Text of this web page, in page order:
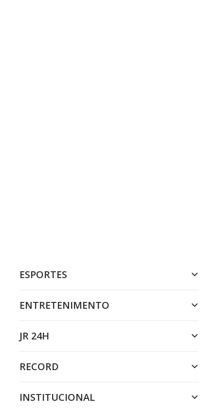
ESPORTES
ENTRETENIMENTO
JR 24H
RECORD
INSTITUCIONAL